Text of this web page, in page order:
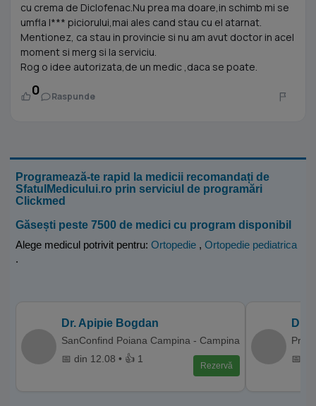
cu crema de Diclofenac.Nu prea ma doare,in schimb mi se
umfla l*** piciorului,mai ales cand stau cu el atarnat.
Mentionez, ca stau in provincie si nu am avut doctor in acel
moment si merg si la serviciu.
Rog o idee autorizata,de un medic ,daca se poate.
0 Raspunde
Programează-te rapid la medicii recomandați de
SfatulMedicului.ro prin serviciul de programări
Clickmed
Găsești peste 7500 de medici cu program disponibil
Alege medicul potrivit pentru: Ortopedie , Ortopedie pediatrica
.
Dr. Apipie Bogdan
SanConfind Poiana Campina - Campina
📅 din 12.08 • 👍 1
Rezervă
Dr.
Pro
📅